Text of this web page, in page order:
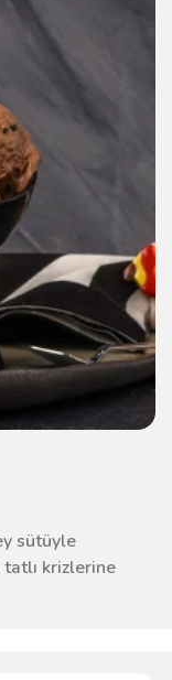
sütüyle
tatlı krizlerine